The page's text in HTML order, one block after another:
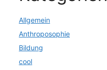
Allgemein
Anthroposophie
Bildung
cool